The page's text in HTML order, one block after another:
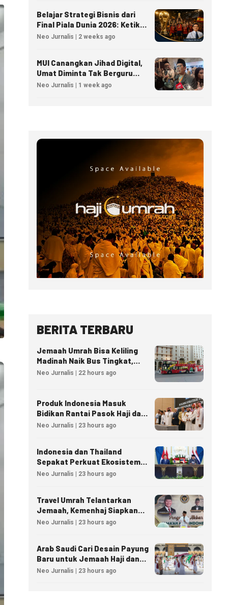
Belajar Strategi Bisnis dari
Final Piala Dunia 2026: Ketika
Taktik Sepak Bola Menjadi
Neo Jurnalis | 2 weeks ago
MUI Canangkan Jihad Digital,
Umat Diminta Tak Berguru
Agama Lewat AI
Neo Jurnalis | 1 week ago
BERITA TERBARU
Jemaah Umrah Bisa Keliling
Madinah Naik Bus Tingkat,
Tiket Mulai 40 Riyal
Neo Jurnalis | 22 hours ago
Produk Indonesia Masuk
Bidikan Rantai Pasok Haji dan
Umrah Arab Saudi
Neo Jurnalis | 23 hours ago
Indonesia dan Thailand
Sepakat Perkuat Ekosistem
Industri Halal
Neo Jurnalis | 23 hours ago
Travel Umrah Telantarkan
Jemaah, Kemenhaj Siapkan
Sanksi Penutupan Izin hingga
Neo Jurnalis | 23 hours ago
Arab Saudi Cari Desain Payung
Baru untuk Jemaah Haji dan
Umrah
Neo Jurnalis | 23 hours ago